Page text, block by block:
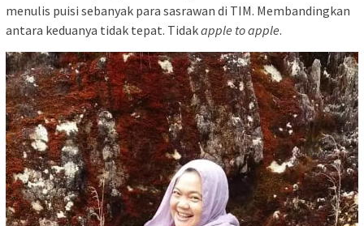
menulis puisi sebanyak para sasrawan di TIM. Membandingkan
antara keduanya tidak tepat. Tidakapple to apple.